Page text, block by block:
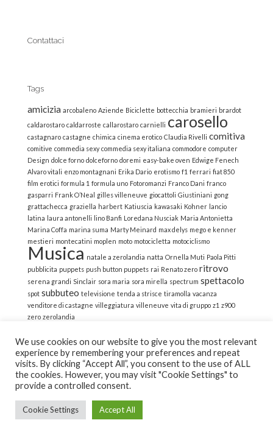
Contattaci
Tags
amicizia arcobaleno Aziende Biciclette bottecchia bramieri brardot
caldarostaro caldarroste callarostaro carnielli carosello
castagnaro castagne chimica cinema erotico Claudia Rivelli comitiva
comitive commedia sexy commedia sexy italiana commodore computer
Design dolce forno dolceforno doremi easy-bake oven Edwige Fenech
Alvaro vitali enzo montagnani Erika Dario erotismo f1 ferrari fiat 850
film erotici formula 1 formula uno Fotoromanzi Franco Dani franco
gasparri Frank O’Neal gilles villeneuve giocattoli Giustiniani gong
grattachecca graziella harbert Katiuscia kawasaki Kohner lancio
latina laura antonelli lino Banfi Loredana Nusciak Maria Antonietta
Marina Coffa marina suma Marty Meinard max delys mego e kenner
mestieri montecatini moplen moto motocicletta motociclismo
Musica natale a zerolandia natta Ornella Muti Paola Pitti
pubblicita puppets push button puppets rai Renato zero ritrovo
serena grandi Sinclair sora maria sora mirella spectrum spettacolo
spot subbuteo televisione tenda a strisce tiramolla vacanza
venditore di castagne villeggiatura villeneuve vita di gruppo z1 z900
zero zerolandia
© 2022 La Strana Nostalgia | All Rights Reserved | Powered
We use cookies on our website to give you the most relevant
experience by remembering your preferences and repeat
visits. By clicking “Accept All”, you consent to the use of ALL
the cookies. However, you may visit "Cookie Settings" to
provide a controlled consent.
Cookie Settings Accept All